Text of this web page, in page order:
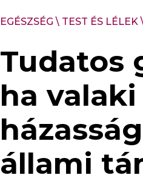
EGÉSZSÉG \ TEST ÉS LÉLEK
Tudatos
ha
állami